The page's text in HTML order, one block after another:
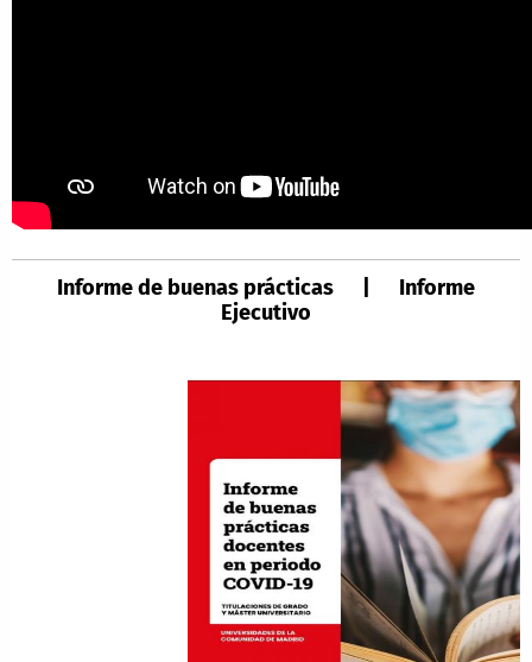
Informe de buenas prácticas | Informe
Ejecutivo